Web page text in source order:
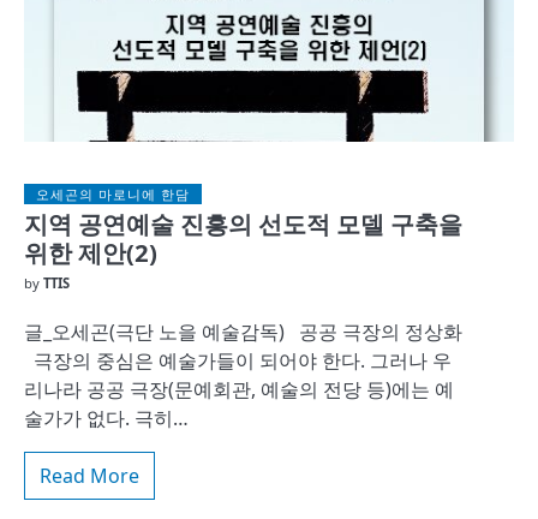
오세곤의 마로니에 한담
지역 공연예술 진흥의 선도적 모델 구축을
위한 제안(2)
by TTIS
글_오세곤(극단 노을 예술감독) 공공 극장의 정상화
극장의 중심은 예술가들이 되어야 한다. 그러나 우
리나라 공공 극장(문예회관, 예술의 전당 등)에는 예
술가가 없다. 극히…
Read More